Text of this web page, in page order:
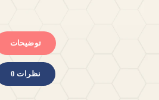
توضیحات
نظرات 0